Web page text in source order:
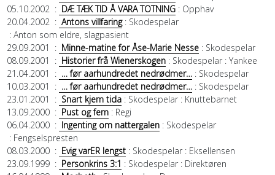
05.10.2002: DÆ TÆK TID Å VARA TOTNING: Opphav
20.04.2002: Antons villfaring: Skodespelar
: Anton som eldre, slagpasient
29.09.2001
: Minne-matine for Åse-Marie Nesse: Skodespelar
08.09.2001
: Historier frå Wienerskogen: Skodespelar: Yankee
21.04.2001
: … før aarhundredet nedrødmer…: Skodespelar
10.03.2001
: … før aarhundredet nedrødmer…: Skodespelar
23.01.2001
: Snart kjem tida: Skodespelar: Knuttebarnet
13.09.2000: Pust og fem: Regi
06.04.2000: Ingenting om nattergalen: Skodespelar
: Fengselspresten
08.03.2000: Evig varER lengst: Skodespelar: Eksellensen
23.09.1999: Personkrins 3:1 : Skodespelar: Direktøren